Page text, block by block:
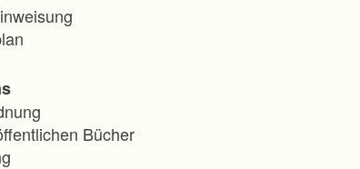
Bücher